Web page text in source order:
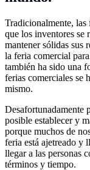
Tradicionalmente, las
que los inventores se
mantener sólidas sus
la feria comercial
también ha sido una
ferias comerciales se
mismo.
Desafortunadamente
posible establecer y
porque muchos de
feria está ajetreado y
llegar a las personas
términos y tiempo.